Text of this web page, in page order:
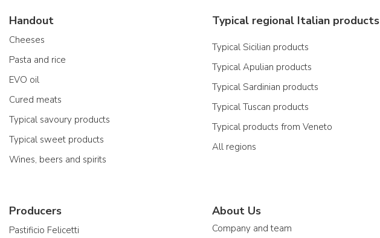
Handout
Cheeses
Pasta and rice
EVO oil
Cured meats
Typical savoury products
Typical sweet products
Wines, beers and spirits
Typical regional Italian products
Typical Sicilian products
Typical Apulian products
Typical Sardinian products
Typical Tuscan products
Typical products from Veneto
All regions
Producers
Pastificio Felicetti
About Us
Company and team